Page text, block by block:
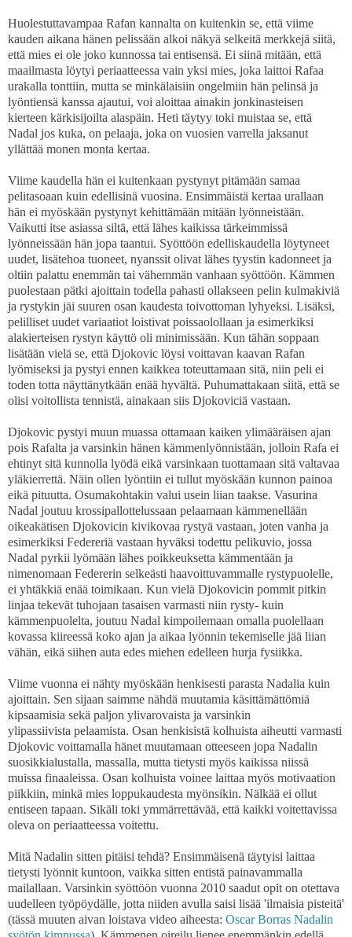
Huolestuttavampaa Rafan kannalta on kuitenkin se, että viime
kauden aikana hänen pelissään alkoi näkyä selkeitä merkkejä siitä,
että mies ei ole joko kunnossa tai entisensä. Ei siinä mitään, että
maailmasta löytyi periaatteessa vain yksi mies, joka laittoi Rafaa
urakalla tonttiin, mutta se minkälaisiin ongelmiin hän pelinsä ja
lyöntiensä kanssa ajautui, voi aloittaa ainakin jonkinasteisen
kierteen kärkisijoilta alaspäin. Heti täytyy toki muistaa se, että
Nadal jos kuka, on pelaaja, joka on vuosien varrella jaksanut
yllättää monen monta kertaa.
Viime kaudella hän ei kuitenkaan pystynyt pitämään samaa
pelitasoaan kuin edellisinä vuosina. Ensimmäistä kertaa urallaan
hän ei myöskään pystynyt kehittämään mitään lyönneistään.
Vaikutti itse asiassa siltä, että lähes kaikissa tärkeimmissä
lyönneissään hän jopa taantui. Syöttöön edelliskaudella löytyneet
uudet, lisätehoa tuoneet, nyanssit olivat lähes tyystin kadonneet ja
oltiin palattu enemmän tai vähemmän vanhaan syöttöön. Kämmen
puolestaan pätki ajoittain todella pahasti ollakseen pelin kulmakiviä
ja rystykin jäi suuren osan kaudesta toivottoman lyhyeksi. Lisäksi,
pelilliset uudet variaatiot loistivat poissaolollaan ja esimerkiksi
alakierteisen rystyn käyttö oli minimissään. Kun tähän soppaan
lisätään vielä se, että Djokovic löysi voittavan kaavan Rafan
lyömiseksi ja pystyi ennen kaikkea toteuttamaan sitä, niin peli ei
toden totta näyttänytkään enää hyvältä. Puhumattakaan siitä, että se
olisi voitollista tennistä, ainakaan siis Djokoviciä vastaan.
Djokovic pystyi muun muassa ottamaan kaiken ylimääräisen ajan
pois Rafalta ja varsinkin hänen kämmenlyönnistään, jolloin Rafa ei
ehtinyt sitä kunnolla lyödä eikä varsinkaan tuottamaan sitä valtavaa
yläkierrettä. Näin ollen lyöntiin ei tullut myöskään kunnon painoa
eikä pituutta. Osumakohtakin valui usein liian taakse. Vasurina
Nadal joutuu krossipallottelussaan pelaamaan kämmenellään
oikeakätisen Djokovicin kivikovaa rystyä vastaan, joten vanha ja
esimerkiksi Federeriä vastaan hyväksi todettu pelikuvio, jossa
Nadal pyrkii lyömään lähes poikkeuksetta kämmentään ja
nimenomaan Federerin selkeästi haavoittuvammalle rystypuolelle,
ei yhtäkkiä enää toimikaan. Kun vielä Djokovicin pommit pitkin
linjaa tekevät tuhojaan tasaisen varmasti niin rysty- kuin
kämmenpuolelta, joutuu Nadal kimpoilemaan omalla puolellaan
kovassa kiireessä koko ajan ja aikaa lyönnin tekemiselle jää liian
vähän, eikä siihen auta edes miehen edelleen hurja fysiikka.
Viime vuonna ei nähty myöskään henkisesti parasta Nadalia kuin
ajoittain. Sen sijaan saimme nähdä muutamia käsittämättömiä
kipsaamisia sekä paljon ylivarovaista ja varsinkin
ylipassiivista pelaamista. Osan henkisistä kolhuista aiheutti varmasti
Djokovic voittamalla hänet muutamaan otteeseen jopa Nadalin
suosikkialustalla, massalla, mutta tietysti myös kaikissa niissä
muissa finaaleissa. Osan kolhuista voinee laittaa myös motivaation
piikkiin, minkä mies loppukaudesta myönsikin. Nälkää ei ollut
entiseen tapaan. Sikäli toki ymmärrettävää, että kaikki voitettavissa
oleva on periaatteessa voitettu.
Mitä Nadalin sitten pitäisi tehdä? Ensimmäisenä täytyisi laittaa
tietysti lyönnit kuntoon, vaikka sitten entistä painavammalla
mailallaan. Varsinkin syöttöön vuonna 2010 saadut opit on otettava
uudelleen työpöydälle, jotta niiden avulla saisi lisää 'ilmaisia pisteitä'
(tässä muuten aivan loistava video aiheesta: Oscar Borras Nadalin